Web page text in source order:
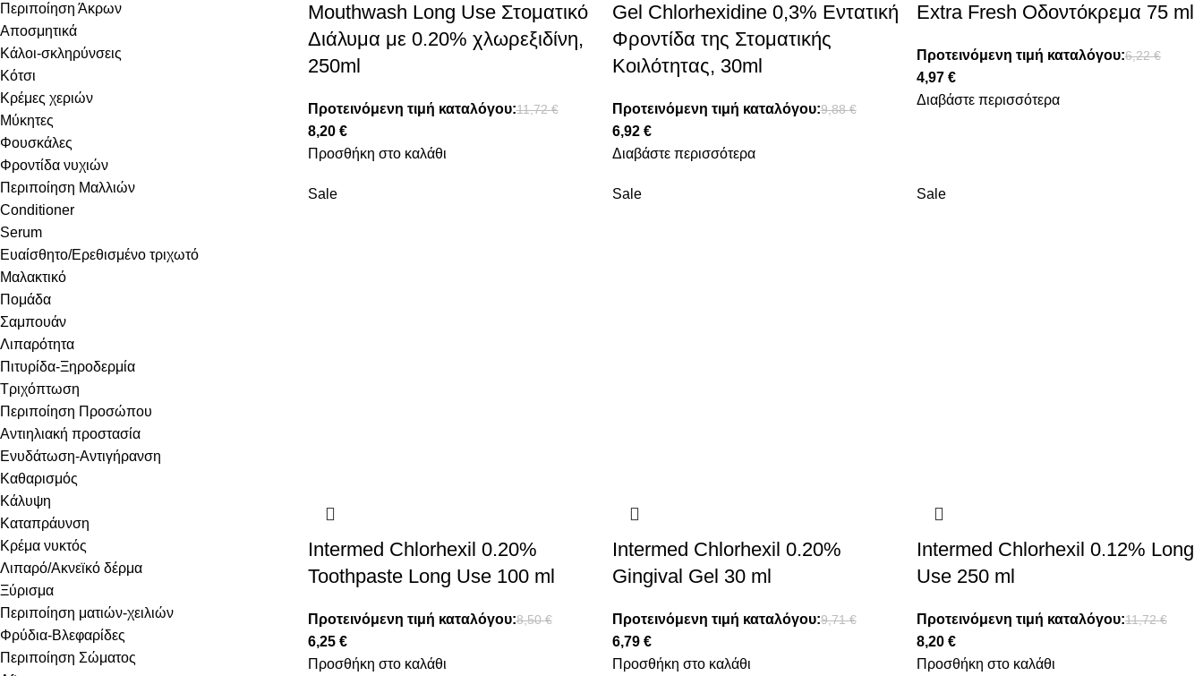
Περιποίηση Άκρων
Αποσμητικά
Κάλοι-σκληρύνσεις
Κότσι
Κρέμες χεριών
Μύκητες
Φουσκάλες
Φροντίδα νυχιών
Περιποίηση Μαλλιών
Conditioner
Serum
Ευαίσθητο/Ερεθισμένο τριχωτό
Μαλακτικό
Πομάδα
Σαμπουάν
Λιπαρότητα
Πιτυρίδα-Ξηροδερμία
Τριχόπτωση
Περιποίηση Προσώπου
Αντιηλιακή προστασία
Ενυδάτωση-Αντιγήρανση
Καθαρισμός
Κάλυψη
Καταπράυνση
Κρέμα νυκτός
Λιπαρό/Ακνεϊκό δέρμα
Ξύρισμα
Περιποίηση ματιών-χειλιών
Φρύδια-Βλεφαρίδες
Περιποίηση Σώματος
Mouthwash Long Use Στοματικό
Διάλυμα με 0.20% χλωρεξιδίνη,
250ml
Προτεινόμενη τιμή καταλόγου:11,72€
8,20 €
Προσθήκη στο καλάθι
Gel Chlorhexidine 0,3% Εντατική
Φροντίδα της Στοματικής
Κοιλότητας, 30ml
Προτεινόμενη τιμή καταλόγου:9,88€
6,92 €
Διαβάστε περισσότερα
Extra Fresh Οδοντόκρεμα 75 ml
Προτεινόμενη τιμή καταλόγου:6,22€
4,97 €
Διαβάστε περισσότερα
Sale
Intermed Chlorhexil 0.20%
Toothpaste Long Use 100 ml
Προτεινόμενη τιμή καταλόγου:8,50€
6,25 €
Προσθήκη στο καλάθι
Sale
Intermed Chlorhexil 0.20%
Gingival Gel 30 ml
Προτεινόμενη τιμή καταλόγου:9,71€
6,79 €
Προσθήκη στο καλάθι
Sale
Intermed Chlorhexil 0.12% Long
Use 250 ml
Προτεινόμενη τιμή καταλόγου:11,72€
8,20 €
Προσθήκη στο καλάθι